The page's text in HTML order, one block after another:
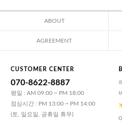
ABOUT
AGREEMENT
CUSTOMER CENTER
070-8622-8887
평일 : AM 09:00 ~ PM 18:00
점심시간 : PM 13:00 ~ PM 14:00
(토, 일요일, 공휴일 휴무)